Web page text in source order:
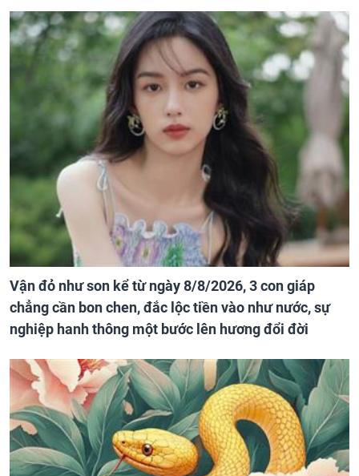
Vận đỏ như son kể từ ngày 8/8/2026, 3 con giáp
chẳng cần bon chen, đắc lộc tiền vào như nước, sự
nghiệp hanh thông một bước lên hương đổi đời